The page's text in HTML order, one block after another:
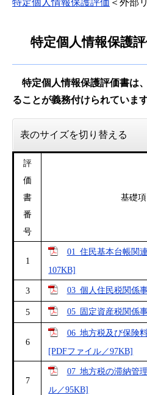
特定個人情報保護評価 ＜外部
特定個人情報保護
特定個人情報保護評価書は
ることが義務付けられています
表のサイズを切り替える
評
価
書
番
号
基礎
1
01_住民基本台帳関
107KB]
3 03_個人住民税関係
5 05_固定資産税関係
6
06_地方税及び保険
[PDFファイル／97KB]
7
07_地方税の滞納管
ル／95KB]